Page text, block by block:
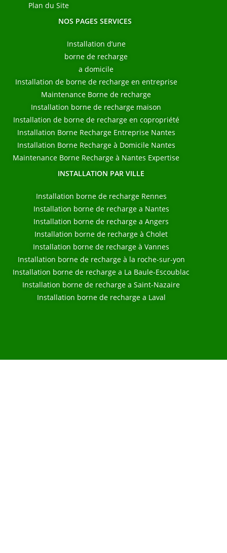
Plan du Site
NOS PAGES SERVICES
Installation d’une
borne de recharge
a domicile
Installation de borne de recharge en entreprise
Maintenance Borne de recharge
Installation borne de recharge maison
Installation de borne de recharge en copropriété
Installation Borne Recharge Entreprise Nantes
Installation Borne Recharge à Domicile Nantes
Maintenance Borne Recharge à Nantes Expertise
INSTALLATION PAR VILLE
Installation borne de recharge Rennes
Installation borne de recharge a Nantes
Installation borne de recharge a Angers
Installation borne de recharge à Cholet
Installation borne de recharge à Vannes
Installation borne de recharge à la roche-sur-yon
Installation borne de recharge a La Baule-Escoublac
Installation borne de recharge a Saint-Nazaire
Installation borne de recharge a Laval